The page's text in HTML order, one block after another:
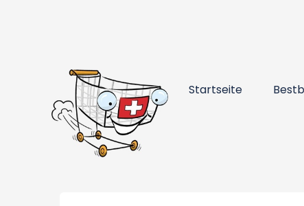
Startseite